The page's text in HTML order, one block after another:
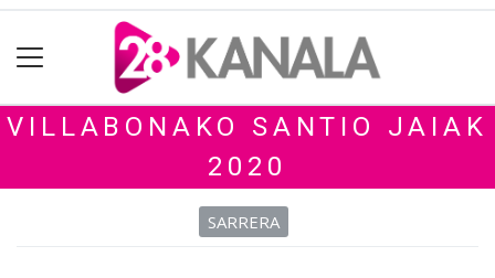
VILLABONAKO SANTIO JAIAK
2020
SARRERA